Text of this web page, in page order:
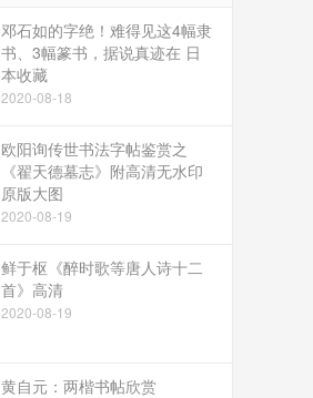
邓石如的字绝！难得见这4幅隶
书、3幅篆书，据说真迹在 日
本收藏
2020-08-18
欧阳询传世书法字帖鉴赏之
《翟天德墓志》附高清无水印
原版大图
2020-08-19
鲜于枢《醉时歌等唐人诗十二
首》高清
2020-08-19
黄自元：两楷书帖欣赏